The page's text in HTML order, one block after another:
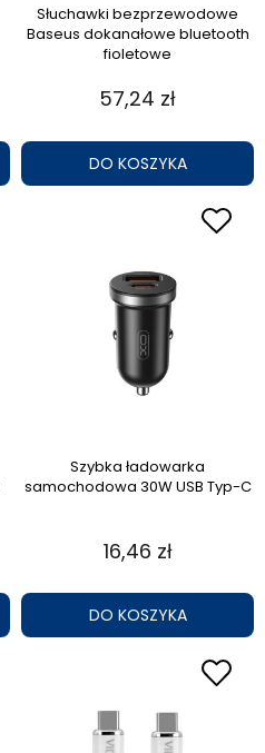
Słuchawki bezprzewodowe
Baseus dokanałowe bluetooth
fioletowe
57,24 zł
DO KOSZYKA
Szybka ładowarka
samochodowa 30W USB Typ-C
16,46 zł
DO KOSZYKA